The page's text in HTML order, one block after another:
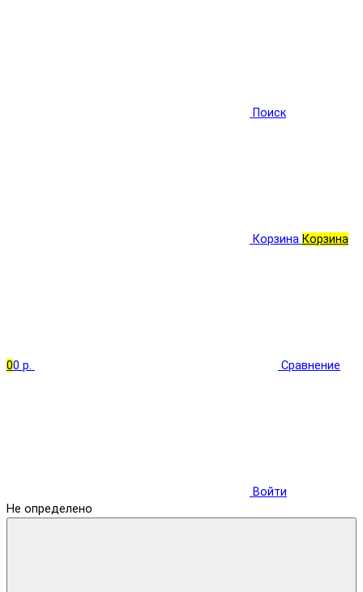
Поиск
Корзина Корзина
00 р. Сравнение
Войти
Не определено